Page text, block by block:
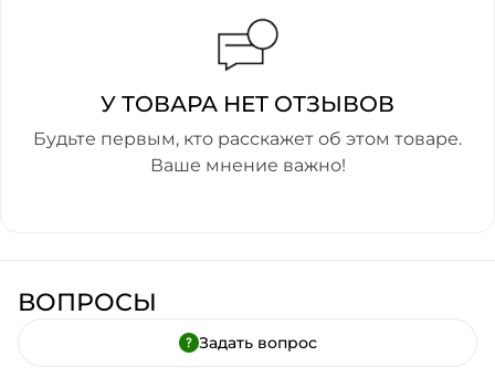
У ТОВАРА НЕТ ОТЗЫВОВ
Будьте первым, кто расскажет об этом товаре.
Ваше мнение важно!
ВОПРОСЫ
Задать вопрос